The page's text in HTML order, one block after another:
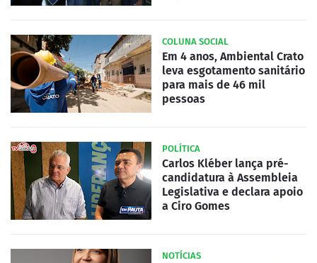
COLUNA SOCIAL
Em 4 anos, Ambiental Crato
leva esgotamento sanitário
para mais de 46 mil
pessoas
POLÍTICA
Carlos Kléber lança pré-
candidatura à Assembleia
Legislativa e declara apoio
a Ciro Gomes
NOTÍCIAS